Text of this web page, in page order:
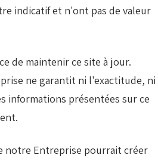
indicatif et n'ont pas de valeur
de maintenir ce site à jour.
ne garantit ni l'exactitude, ni
informations présentées sur ce
notre Entreprise pourrait créer